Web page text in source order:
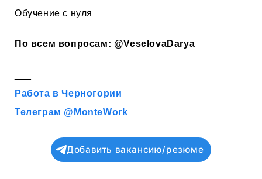
Обучение с нуля
По всем вопросам: @VeselovaDarya
Работа в Черногории
Телеграм @MonteWork
Добавить вакансию/резюме